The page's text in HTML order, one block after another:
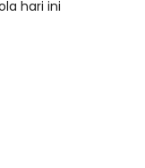
hari ini